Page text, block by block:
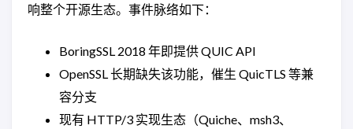
响整个开源生态。事件脉络如下：
BoringSSL 2018 年即提供 QUIC API
OpenSSL 长期缺失该功能，催生 QuicTLS 等兼
容分支
现有 HTTP/3 实现生态（Quiche、msh3、